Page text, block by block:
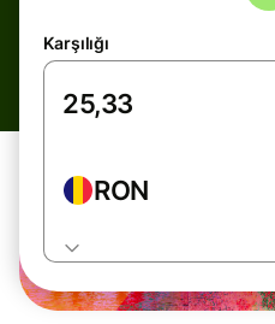
Karşılığı
RON